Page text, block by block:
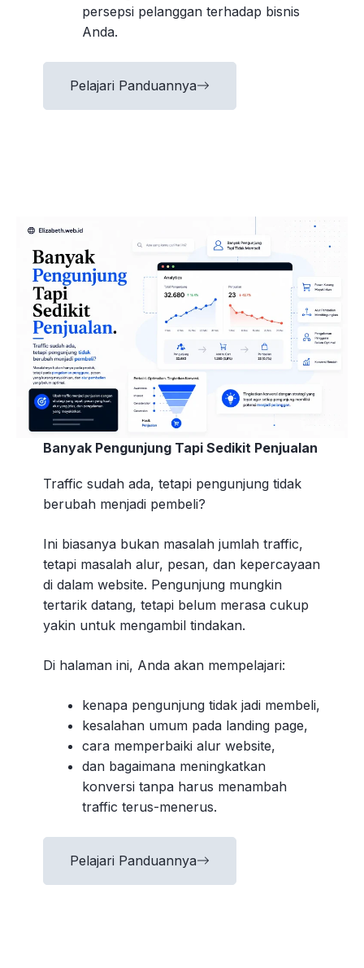
persepsi pelanggan terhadap bisnis
Anda.
Pelajari Panduannya
Banyak Pengunjung Tapi Sedikit Penjualan
Traffic sudah ada, tetapi pengunjung tidak
berubah menjadi pembeli?
Ini biasanya bukan masalah jumlah traffic,
tetapi masalah alur, pesan, dan kepercayaan
di dalam website. Pengunjung mungkin
tertarik datang, tetapi belum merasa cukup
yakin untuk mengambil tindakan.
Di halaman ini, Anda akan mempelajari:
kenapa pengunjung tidak jadi membeli,
kesalahan umum pada landing page,
cara memperbaiki alur website,
dan bagaimana meningkatkan
konversi tanpa harus menambah
traffic terus-menerus.
Pelajari Panduannya